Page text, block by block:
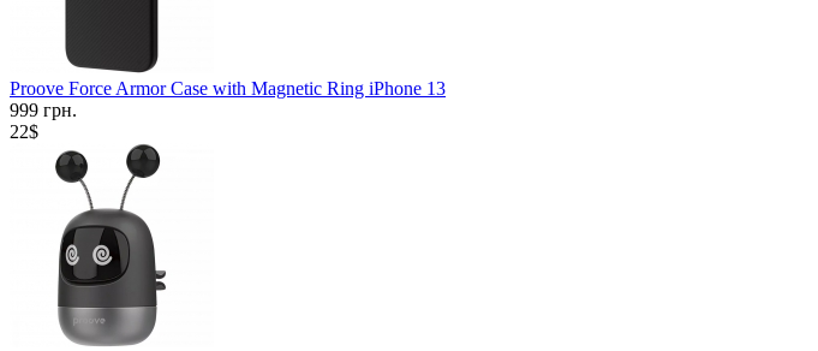
Proove Force Armor Case with Magnetic Ring iPhone 13
999 грн.
22$